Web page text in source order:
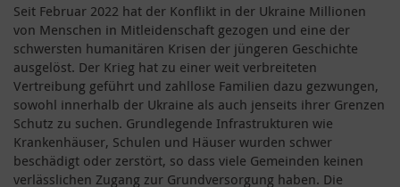
Seit Februar 2022 hat der Konflikt in der Ukraine Millionen
von Menschen in Mitleidenschaft gezogen und eine der
schwersten humanitären Krisen der jüngeren Geschichte
ausgelöst. Der Krieg hat zu einer weit verbreiteten
Vertreibung geführt und zahllose Familien dazu gezwungen,
sowohl innerhalb der Ukraine als auch jenseits ihrer Grenzen
Schutz zu suchen. Grundlegende Infrastrukturen wie
Krankenhäuser, Schulen und Häuser wurden schwer
beschädigt oder zerstört, so dass viele Gemeinden keinen
verlässlichen Zugang zur Grundversorgung haben. Die